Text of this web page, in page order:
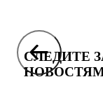
СЛЕДИТЕ